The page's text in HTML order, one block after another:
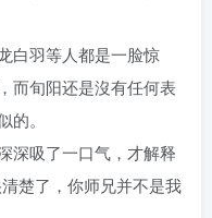
白羽等人都是一脸惊
而旬阳还是沒有任何表
。
深吸了一口气，才解释
楚了，你师兄并不是我